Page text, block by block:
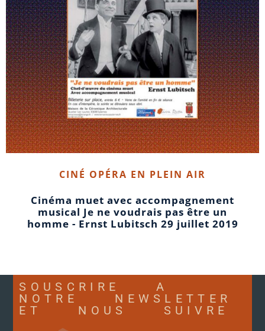
CINÉ OPÉRA EN PLEIN AIR
Cinéma muet avec accompagnement
musical Je ne voudrais pas être un
homme - Ernst Lubitsch 29 juillet 2019
SOUSCRIRE A
NOTRE NEWSLETTER
ET NOUS SUIVRE